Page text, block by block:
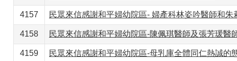
4157 民眾來信感謝和平婦幼院區- 婦產科林姿吟醫師和朱
4158 民眾來信感謝和平婦幼院區-陳佩琪醫師及張芳瑗醫
4159 民眾來信感謝和平婦幼院區-母乳庫全體同仁熱誠的